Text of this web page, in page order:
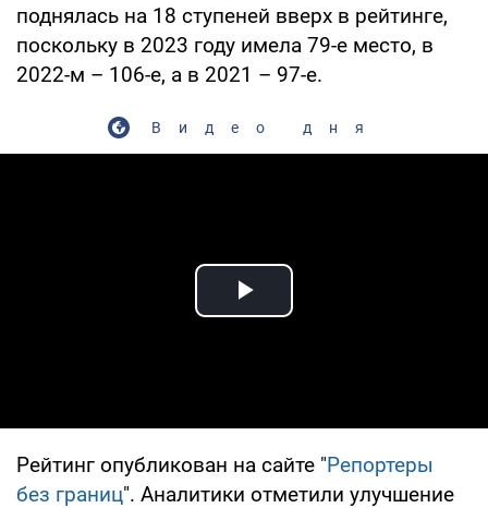
поднялась на 18 ступеней вверх в рейтинге,
поскольку в 2023 году имела 79-е место, в
2022-м – 106-е, а в 2021 – 97-е.
Видео дня
Play Video
Рейтинг опубликован на сайте "Репортеры
без границ". Аналитики отметили улучшение